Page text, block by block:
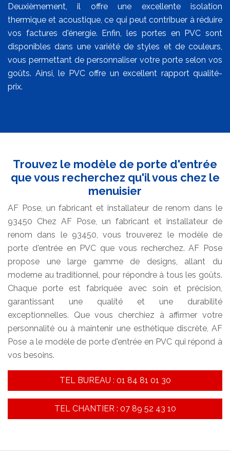
Deuxièmement, il offre une excellente isolation
thermique et acoustique, ce qui peut contribuer à réduire
vos factures d'énergie. Enfin, les portes en PVC sont
disponibles dans une variété de styles et de couleurs,
vous permettant de personnaliser votre porte selon vos
goûts. Ainsi, le PVC offre un excellent rapport qualité-
prix.
Trouvez le modèle de porte d'entrée
que vous recherchez qu'il vous chez le
menuisier
AF Pose, un fabricant et installateur de renom dans le
93450 Chez AF Pose, un fabricant et installateur de
renom dans le 93450, vous trouverez le modèle de
porte d'entrée en PVC que vous recherchez. AF Pose
propose une large gamme de designs, allant du
moderne au traditionnel, pour répondre à tous les goûts.
Chaque porte est fabriquée avec soin et précision,
garantissant une qualité et une durabilité
exceptionnelles. Que vous cherchiez à affirmer votre
personnalité ou à maintenir une esthétique discrète, AF
Pose a le modèle de porte d'entrée en PVC qui répond à
vos besoins.
TEL BUREAU : 01 84 81 01 30
TEL CHANTIER : 07 89 52 43 10